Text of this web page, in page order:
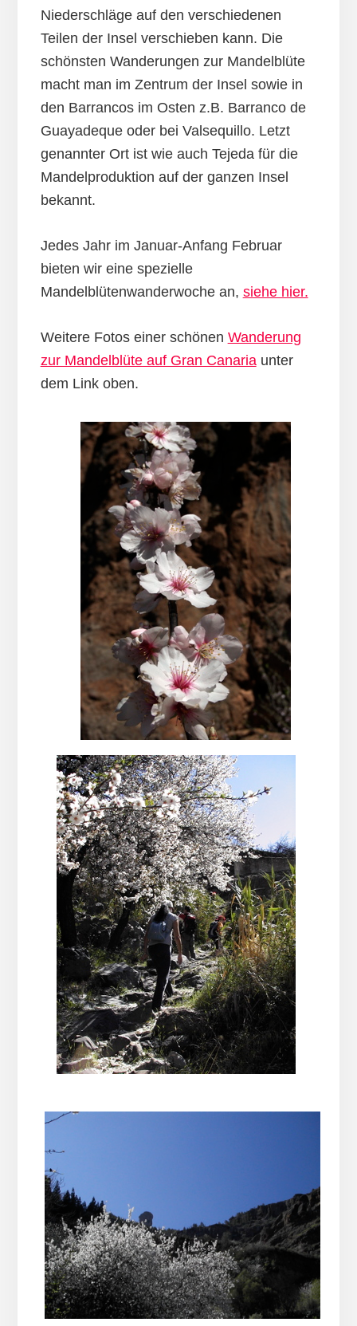
Niederschläge auf den verschiedenen
Teilen der Insel verschieben kann. Die
schönsten Wanderungen zur Mandelblüte
macht man im Zentrum der Insel sowie in
den Barrancos im Osten z.B. Barranco de
Guayadeque oder bei Valsequillo. Letzt
genannter Ort ist wie auch Tejeda für die
Mandelproduktion auf der ganzen Insel
bekannt.
Jedes Jahr im Januar-Anfang Februar
bieten wir eine spezielle
Mandelblütenwanderwoche an, siehe hier.
Weitere Fotos einer schönen Wanderung
zur Mandelblüte auf Gran Canariaunter
dem Link oben.